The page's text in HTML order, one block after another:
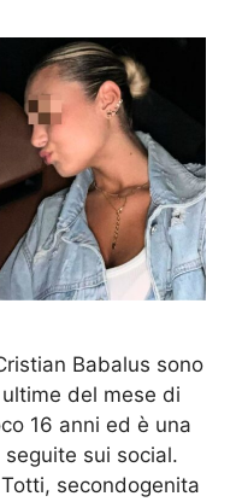
Babalus sono
del mese di
16 anni ed è una
seguite sui social.
secondogenita